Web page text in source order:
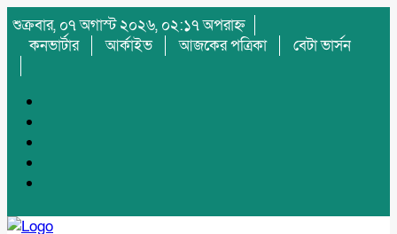
শুক্রবার, ০৭ অগাস্ট ২০২৬, ০২:১৭ অপরাহ্ন
কনভার্টার
আর্কাইভ আজকের পত্রিকা বেটা ভার্সন